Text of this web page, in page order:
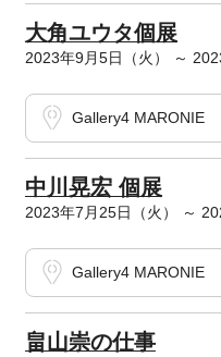
大角ユウタ個展
2023年9月5日（火） ～
Gallery4 MARONIE
中川晃宏 個展
2023年7月25日（火） ～
Gallery4 MARONIE
畠山崇の仕事